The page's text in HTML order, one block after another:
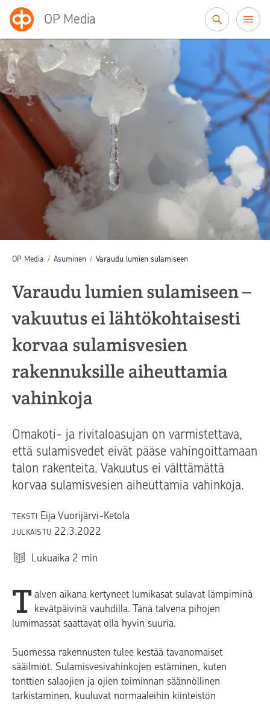
OP Media
OP Media / Asuminen / Varaudu lumien sulamiseen
Varaudu lumien sulamiseen –
vakuutus ei lähtökohtaisesti
korvaa sulamisvesien
rakennuksille aiheuttamia
vahinkoja
Omakoti- ja rivitaloasujan on varmistettava,
että sulamisvedet eivät pääse vahingoittamaan
talon rakenteita. Vakuutus ei välttämättä
korvaa sulamisvesien aiheuttamia vahinkoja.
TEKSTI Eija Vuorijärvi-Ketola
JULKAISTU 22.3.2022
Lukuaika 2 min
T alven aikana kertyneet lumikasat sulavat lämpiminä
kevätpäivinä vauhdilla. Tänä talvena pihojen
lumimassat saattavat olla hyvin suuria.
Suomessa rakennusten tulee kestää tavanomaiset
sääilmiöt. Sulamisvesivahinkojen estäminen, kuten
tonttien salaojien ja ojien toiminnan säännöllinen
tarkistaminen, kuuluvat normaaleihin kiinteistön